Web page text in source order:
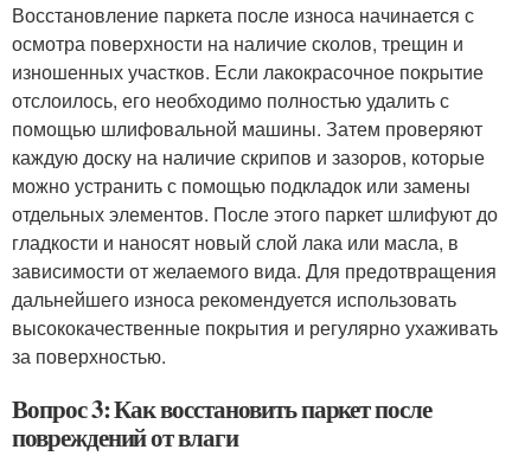
Восстановление паркета после износа начинается с
осмотра поверхности на наличие сколов, трещин и
изношенных участков. Если лакокрасочное покрытие
отслоилось, его необходимо полностью удалить с
помощью шлифовальной машины. Затем проверяют
каждую доску на наличие скрипов и зазоров, которые
можно устранить с помощью подкладок или замены
отдельных элементов. После этого паркет шлифуют до
гладкости и наносят новый слой лака или масла, в
зависимости от желаемого вида. Для предотвращения
дальнейшего износа рекомендуется использовать
высококачественные покрытия и регулярно ухаживать
за поверхностью.
Вопрос 3: Как восстановить паркет после
повреждений от влаги